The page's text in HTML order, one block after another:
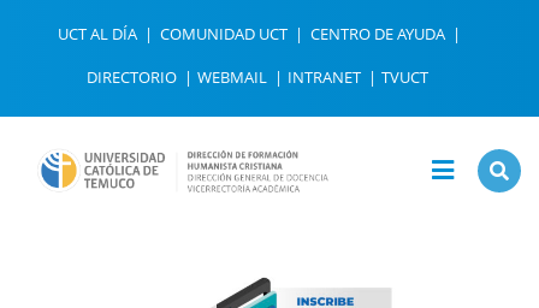
UCT AL DÍA COMUNIDAD UCT
CENTRO DE AYUDA
DIRECTORIO
WEBMAIL INTRANET TVUCT